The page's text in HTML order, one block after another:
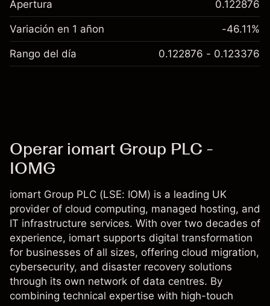
Apertura 0.122876
Variación en 1 añon -46.11%
Rango del día 0.122876 - 0.123376
Operar iomart Group PLC -
IOMG
iomart Group PLC (LSE: IOM) is a leading UK
provider of cloud computing, managed hosting, and
IT infrastructure services. With over two decades of
experience, iomart supports digital transformation
for businesses of all sizes, offering cloud migration,
cybersecurity, and disaster recovery solutions
through its own network of data centres. By
combining technical expertise with high-touch